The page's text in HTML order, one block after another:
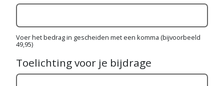
Voer het bedrag in gescheiden met een komma (bijvoorbeeld
49,95)
Toelichting voor je bijdrage